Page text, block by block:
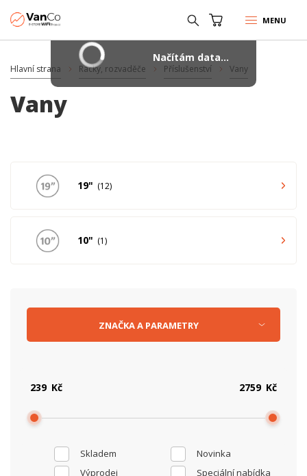
MENU
Hlavní strana Racky, rozvaděče Příslušenství Vany
Vany
19" 12
10" 1
Skladem
Novinka
Výprodej
Speciální nabídka
Kč Kč
ZNAČKAA PARAMETRY
Načítám data...